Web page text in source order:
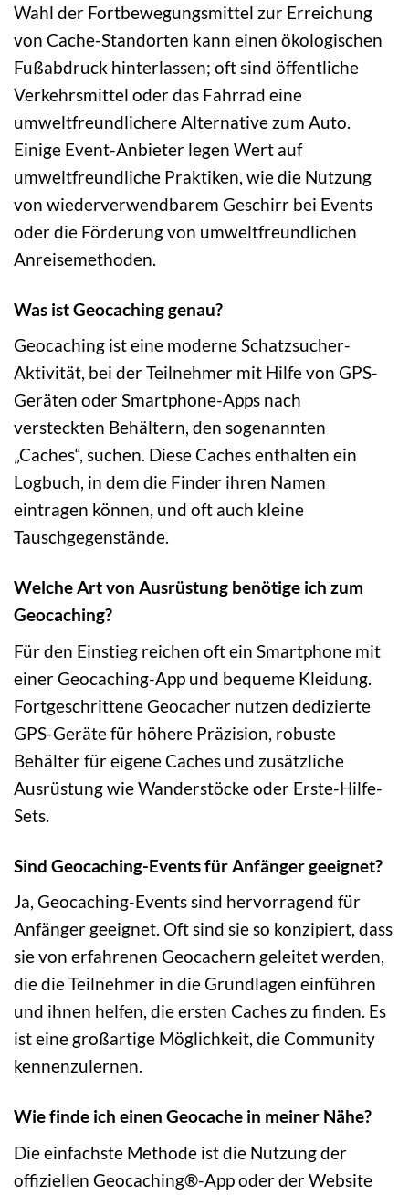
Wahl der Fortbewegungsmittel zur Erreichung
von Cache-Standorten kann einen ökologischen
Fußabdruck hinterlassen; oft sind öffentliche
Verkehrsmittel oder das Fahrrad eine
umweltfreundlichere Alternative zum Auto.
Einige Event-Anbieter legen Wert auf
umweltfreundliche Praktiken, wie die Nutzung
von wiederverwendbarem Geschirr bei Events
oder die Förderung von umweltfreundlichen
Anreisemethoden.
Was ist Geocaching genau?
Geocaching ist eine moderne Schatzsucher-
Aktivität, bei der Teilnehmer mit Hilfe von GPS-
Geräten oder Smartphone-Apps nach
versteckten Behältern, den sogenannten
„Caches“, suchen. Diese Caches enthalten ein
Logbuch, in dem die Finder ihren Namen
eintragen können, und oft auch kleine
Tauschgegenstände.
Welche Art von Ausrüstung benötige ich zum
Geocaching?
Für den Einstieg reichen oft ein Smartphone mit
einer Geocaching-App und bequeme Kleidung.
Fortgeschrittene Geocacher nutzen dedizierte
GPS-Geräte für höhere Präzision, robuste
Behälter für eigene Caches und zusätzliche
Ausrüstung wie Wanderstöcke oder Erste-Hilfe-
Sets.
Sind Geocaching-Events für Anfänger geeignet?
Ja, Geocaching-Events sind hervorragend für
Anfänger geeignet. Oft sind sie so konzipiert, dass
sie von erfahrenen Geocachern geleitet werden,
die die Teilnehmer in die Grundlagen einführen
und ihnen helfen, die ersten Caches zu finden. Es
ist eine großartige Möglichkeit, die Community
kennenzulernen.
Wie finde ich einen Geocache in meiner Nähe?
Die einfachste Methode ist die Nutzung der
offiziellen Geocaching®-App oder der Website